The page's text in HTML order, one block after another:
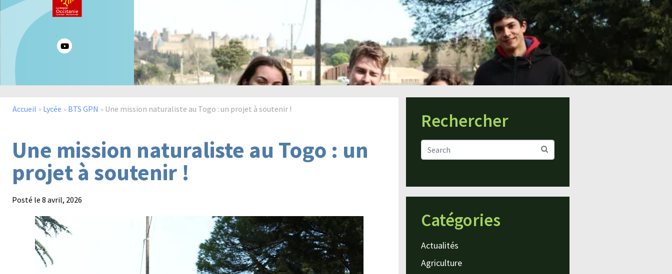
Accueil » Lycée » BTS GPN » Une mission naturaliste au Togo : un projet à soutenir !
Une mission naturaliste au Togo : un
projet à soutenir !
Posté le 8 avril, 2026
Rechercher
Catégories
Actualités
Agriculture